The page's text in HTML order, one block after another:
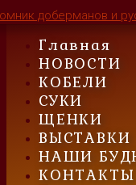
Skip
contentГлавная
НОВОСТИ
КОБЕЛИ
СУКИ
ЩЕНКИ
ВЫСТАВКИ
НАШИ
КОНТАКТЫ